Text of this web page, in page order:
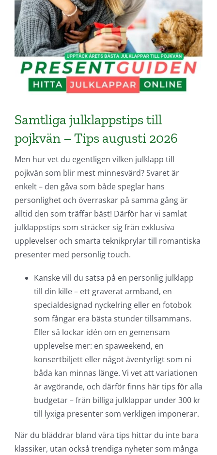
Samtliga julklappstips till
pojkvän – Tips augusti 2026
Men hur vet du egentligen vilken julklapp till
pojkvän som blir mest minnesvärd? Svaret är
enkelt – den gåva som både speglar hans
personlighet och överraskar på samma gång är
alltid den som träffar bäst! Därför har vi samlat
julklappstips som sträcker sig från exklusiva
upplevelser och smarta teknikprylar till romantiska
presenter med personlig touch.
Kanske vill du satsa på en personlig julklapp
till din kille – ett graverat armband, en
specialdesignad nyckelring eller en fotobok
som fångar era bästa stunder tillsammans.
Eller så lockar idén om en gemensam
upplevelse mer: en spaweekend, en
konsertbiljett eller något äventyrligt som ni
båda kan minnas länge. Vi vet att variationen
är avgörande, och därför finns här tips för alla
budgetar – från billiga julklappar under 300 kr
till lyxiga presenter som verkligen imponerar.
När du bläddrar bland våra tips hittar du inte bara
klassiker, utan också trendiga nyheter som många